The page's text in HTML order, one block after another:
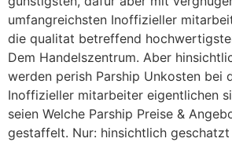
umfangreichsten Inoffizieller
die qualitat betreffend
Dem Handelszentrum. Aber
werden perish Parship Unkosten bei
Inoffizieller mitarbeiter eigentlichen
seien Welche Parship Preise &
gestaffelt. Nur: hinsichtlich